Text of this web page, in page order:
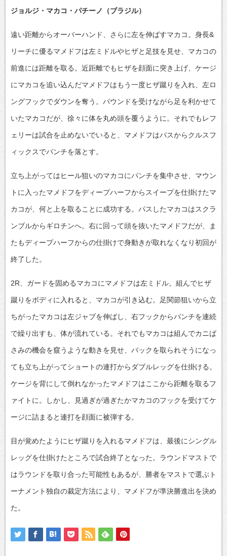
ジョルジ・マカコ・パチーノ（ブラジル）
遠い距離からオーバーハンド、さらに左を伸ばすマカコ。身長&
リーチに優るマメドフは左ミドルやヒザと足技を見せ、マカコの
前進には距離を取る。近距離でもヒザを顔面に突き上げ、ケージ
にマカコを追い込んだマメドフはもう一度ヒザ蹴りを入れ、左ロ
ングフックでダウンを奪う。パウンドを受けながら足を利かせて
いたマカコだが、徐々に体を丸め頭を覆うように。それでもレフ
ェリーは試合を止めないでいると、マメドフはパスからクルスフ
ィックスでパンチを落とす。
立ち上がってはヒール狙いのマカコにパンチを集中させ、マウン
トに入ったマメドフをディープハーフからスイープを仕掛けたマ
カコが、何と上を取ることに成功する。パスしたマカコはスクラ
ンブルからギロチンへ。右に回って頭を抜いたマメドフだが、ま
たもディープハーフからの仕掛けで身動きが取れなくなり初回が
終了した。
2R、ガードを固めるマカコにマメドフは左ミドル。組んでヒザ
蹴りをボディに入れると、マカコが引き込む。足関節狙いから立
ちがったマカコは左ジャブを伸ばし、右フックからパンチを連続
で繰り出すも、体が流れている。それでもマカコは組んでカニば
さみの機会を窺うような動きを見せ、バックを取られそうになっ
ても立ち上がってショートの連打からダブルレッグを仕掛ける。
ケージを背にして倒れなかったマメドフはここから距離を取るフ
ァイトに。しかし、見過ぎが過ぎたかマカコのフックを受けてケ
ージに詰まると連打を顔面に被弾する。
目が覚めたようにヒザ蹴りを入れるマメドフは、最後にシングル
レッグを仕掛けたところで試合終了となった。ラウンドマストで
はラウンドを取り合った可能性もあるが、勝者をマストで選ぶト
ーナメント独自の裁定方法により、マメドフが準決勝進出を決め
た。